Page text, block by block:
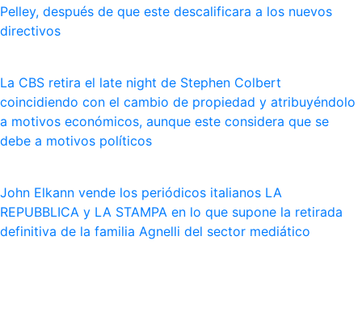
Pelley, después de que este descalificara a los nuevos
directivos
La CBS retira el late night de Stephen Colbert
coincidiendo con el cambio de propiedad y atribuyéndolo
a motivos económicos, aunque este considera que se
debe a motivos políticos
John Elkann vende los periódicos italianos LA
REPUBBLICA y LA STAMPA en lo que supone la retirada
definitiva de la familia Agnelli del sector mediático